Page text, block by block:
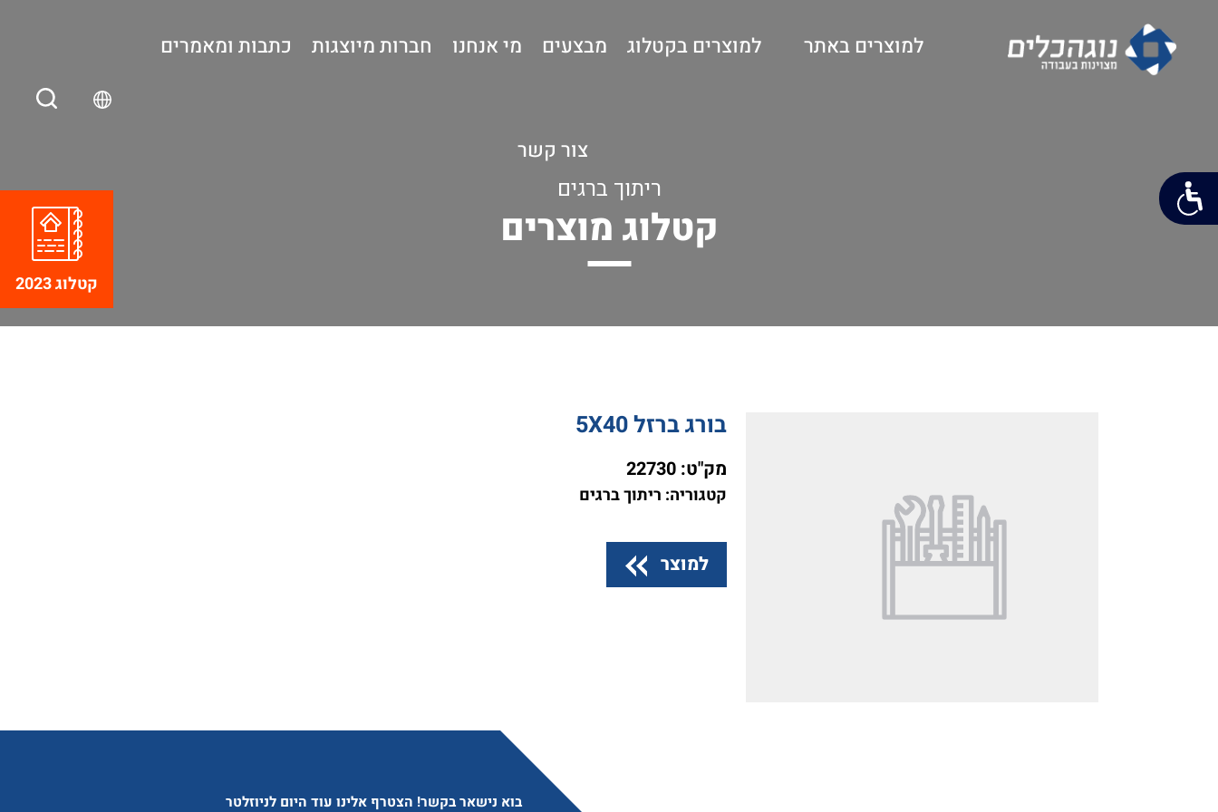
למוצרים באתר למוצרים בקטלוג מבצעים מי אנחנו חברות מיוצגות כתבות ומאמרים
צור קשר
ריתוך ברגים
קטלוג מוצרים
בורג ברזל 5X40
מק"ט: 22730
קטגוריה: ריתוך ברגים
למוצר
בוא נישאר בקשר! הצטרף אלינו עוד היום לניוזלטר
קטלוג 2023